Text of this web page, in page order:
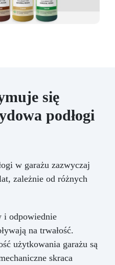
się
podłogi
w garażu zazwyczaj
zależnie od różnych
i odpowiednie
na trwałość.
użytkowania garażu są
skraca